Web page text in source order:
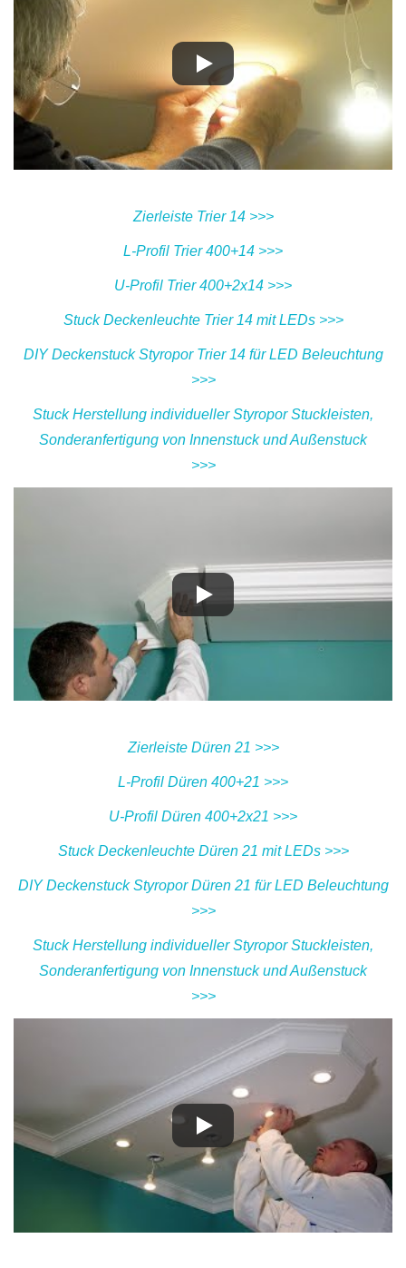
Zierleiste Trier 14 >>>
L-Profil Trier 400+14 >>>
U-Profil Trier 400+2x14 >>>
Stuck Deckenleuchte Trier 14 mit LEDs >>>
DIY Deckenstuck Styropor Trier 14 für LED Beleuchtung
>>>
Stuck Herstellung individueller Styropor Stuckleisten,
Sonderanfertigung von Innenstuck und Außenstuck
>>>
Zierleiste Düren 21 >>>
L-Profil Düren 400+21 >>>
U-Profil Düren 400+2x21 >>>
Stuck Deckenleuchte Düren 21 mit LEDs >>>
DIY Deckenstuck Styropor Düren 21 für LED Beleuchtung
>>>
Stuck Herstellung individueller Styropor Stuckleisten,
Sonderanfertigung von Innenstuck und Außenstuck
>>>